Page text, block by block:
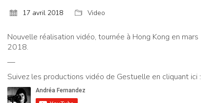
17 avril 2018 Video
Nouvelle réalisation vidéo, tournée à Hong Kong en mars
2018.
—
Suivez les productions vidéo de Gestuelle en cliquant ici :